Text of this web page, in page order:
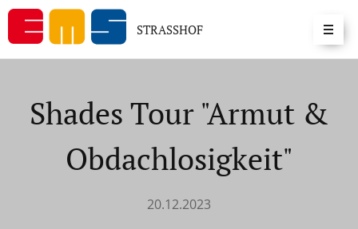
STRASSHOF
Shades Tour "Armut &
Obdachlosigkeit"
20.12.2023